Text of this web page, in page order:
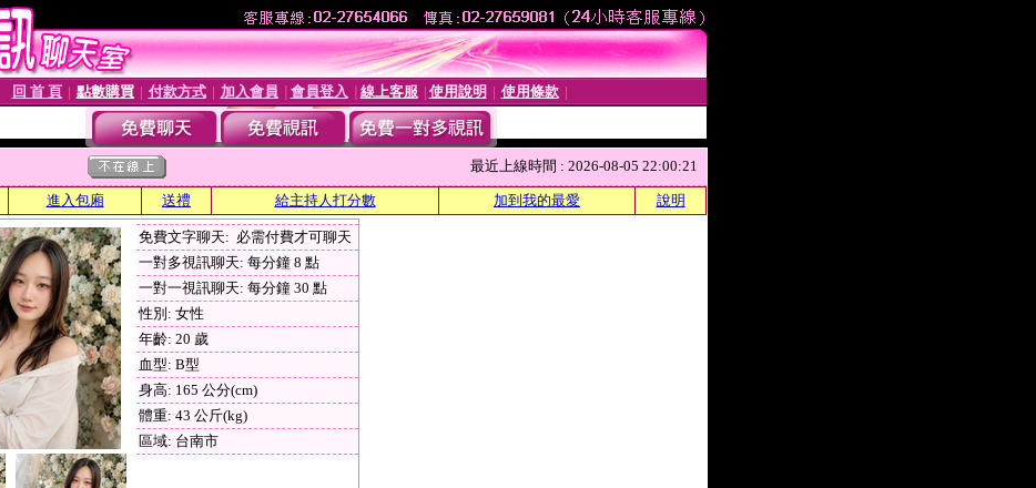
回 首 頁 點數購買│ 付款方式│ 加入會員 會員登入 線上客服 使用說明 使用條款│
最近上線時間 : 2026-08-05 22:00:21
進入包廂 送禮 給主持人打分數 加到我的最愛 說明
免費文字聊天: 必需付費才可聊天
一對多視訊聊天: 每分鐘 8 點
一對一視訊聊天: 每分鐘 30 點
性別: 女性
年齡: 20 歲
血型: B型
身高: 165 公分(cm)
體重: 43 公斤(kg)
區域: 台南市